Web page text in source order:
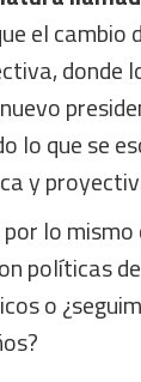
el cambio
donde
lo que se
y
lo
políticas
o